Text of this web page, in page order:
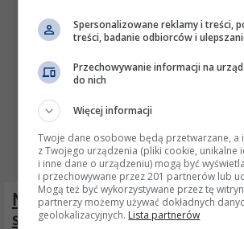
Massey Ferguson - Zawór
stałe ciśnienie
Spersonalizowane reklamy i treści,
treści, badanie odbiorców i
Przechowywanie informacji na
do nich
Więcej informacji
Twoje dane osobowe będą przetwarzane, a
z Twojego urządzenia (pliki cookie, unikalne
i inne dane o urządzeniu) mogą być
i przechowywane przez 201 partnerów lub
Mogą też być wykorzystywane przez tę
partnerzy możemy używać dokładnych
geolokalizacyjnych. Lista partnerów